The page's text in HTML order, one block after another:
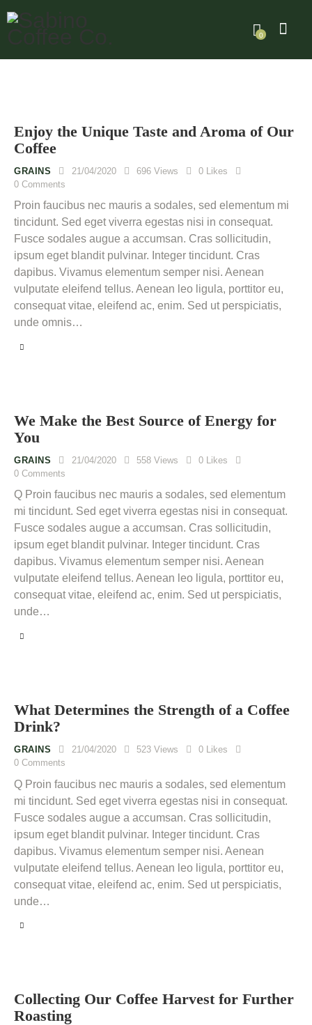
0
Enjoy the Unique Taste and Aroma of Our
Coffee
GRAINS 21/04/2020 696 Views 0
Likes
0 Comments
Proin faucibus nec mauris a sodales, sed elementum mi
tincidunt. Sed eget viverra egestas nisi in consequat.
Fusce sodales augue a accumsan. Cras sollicitudin,
ipsum eget blandit pulvinar. Integer tincidunt. Cras
dapibus. Vivamus elementum semper nisi. Aenean
vulputate eleifend tellus. Aenean leo ligula, porttitor eu,
consequat vitae, eleifend ac, enim. Sed ut perspiciatis,
unde omnis…
We Make the Best Source of Energy for
You
GRAINS 21/04/2020 558 Views 0
Likes
0 Comments
Q Proin faucibus nec mauris a sodales, sed elementum
mi tincidunt. Sed eget viverra egestas nisi in consequat.
Fusce sodales augue a accumsan. Cras sollicitudin,
ipsum eget blandit pulvinar. Integer tincidunt. Cras
dapibus. Vivamus elementum semper nisi. Aenean
vulputate eleifend tellus. Aenean leo ligula, porttitor eu,
consequat vitae, eleifend ac, enim. Sed ut perspiciatis,
unde…
What Determines the Strength of a Coffee
Drink?
GRAINS 21/04/2020 523 Views 0
Likes
0 Comments
Q Proin faucibus nec mauris a sodales, sed elementum
mi tincidunt. Sed eget viverra egestas nisi in consequat.
Fusce sodales augue a accumsan. Cras sollicitudin,
ipsum eget blandit pulvinar. Integer tincidunt. Cras
dapibus. Vivamus elementum semper nisi. Aenean
vulputate eleifend tellus. Aenean leo ligula, porttitor eu,
consequat vitae, eleifend ac, enim. Sed ut perspiciatis,
unde…
Collecting Our Coffee Harvest for Further
Roasting